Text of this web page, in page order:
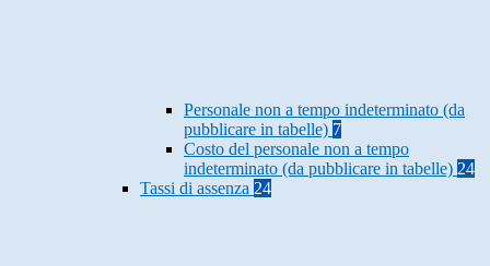
Personale non a tempo indeterminato (da
pubblicare in tabelle) 7
Costo del personale non a tempo
indeterminato (da pubblicare in tabelle) 24
Tassi di assenza 24